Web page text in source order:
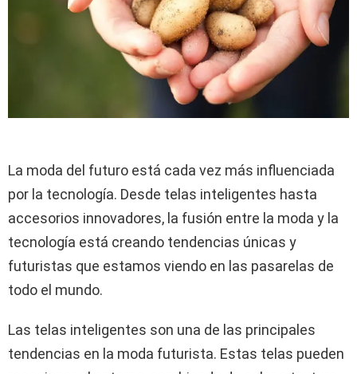
La moda del futuro está cada vez más influenciada
por la tecnología. Desde telas inteligentes hasta
accesorios innovadores, la fusión entre la moda y la
tecnología está creando tendencias únicas y
futuristas que estamos viendo en las pasarelas de
todo el mundo.
Las telas inteligentes son una de las principales
tendencias en la moda futurista. Estas telas pueden